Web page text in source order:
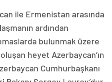
ile Ermenistan arasında
ardından
bulunmak üzere
heyet Azerbaycan’ın
Cumhurbaşkanı